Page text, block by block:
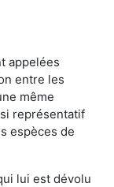
appelées
entre les
même
représentatif
espèces de
lui est dévolu